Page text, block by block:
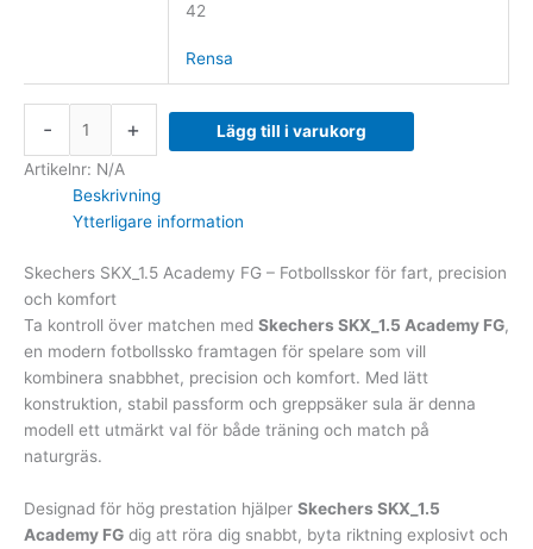
42
Rensa
- + Lägg till i varukorg
Artikelnr: N/A
Beskrivning
Ytterligare information
Skechers SKX_1.5 Academy FG – Fotbollsskor för fart, precision
och komfort
Ta kontroll över matchen med Skechers SKX_1.5 Academy FG,
en modern fotbollssko framtagen för spelare som vill
kombinera snabbhet, precision och komfort. Med lätt
konstruktion, stabil passform och greppsäker sula är denna
modell ett utmärkt val för både träning och match på
naturgräs.
Designad för hög prestation hjälper Skechers SKX_1.5
Academy FG dig att röra dig snabbt, byta riktning explosivt och